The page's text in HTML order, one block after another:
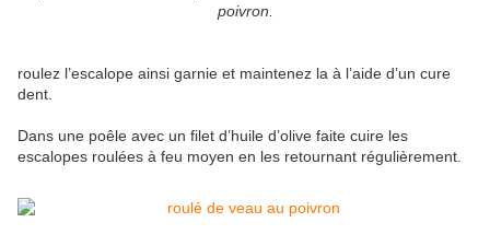
poivron.
roulez l’escalope ainsi garnie et maintenez la à l’aide d’un cure
dent.
Dans une poêle avec un filet d’huile d’olive faite cuire les
escalopes roulées à feu moyen en les retournant régulièrement.